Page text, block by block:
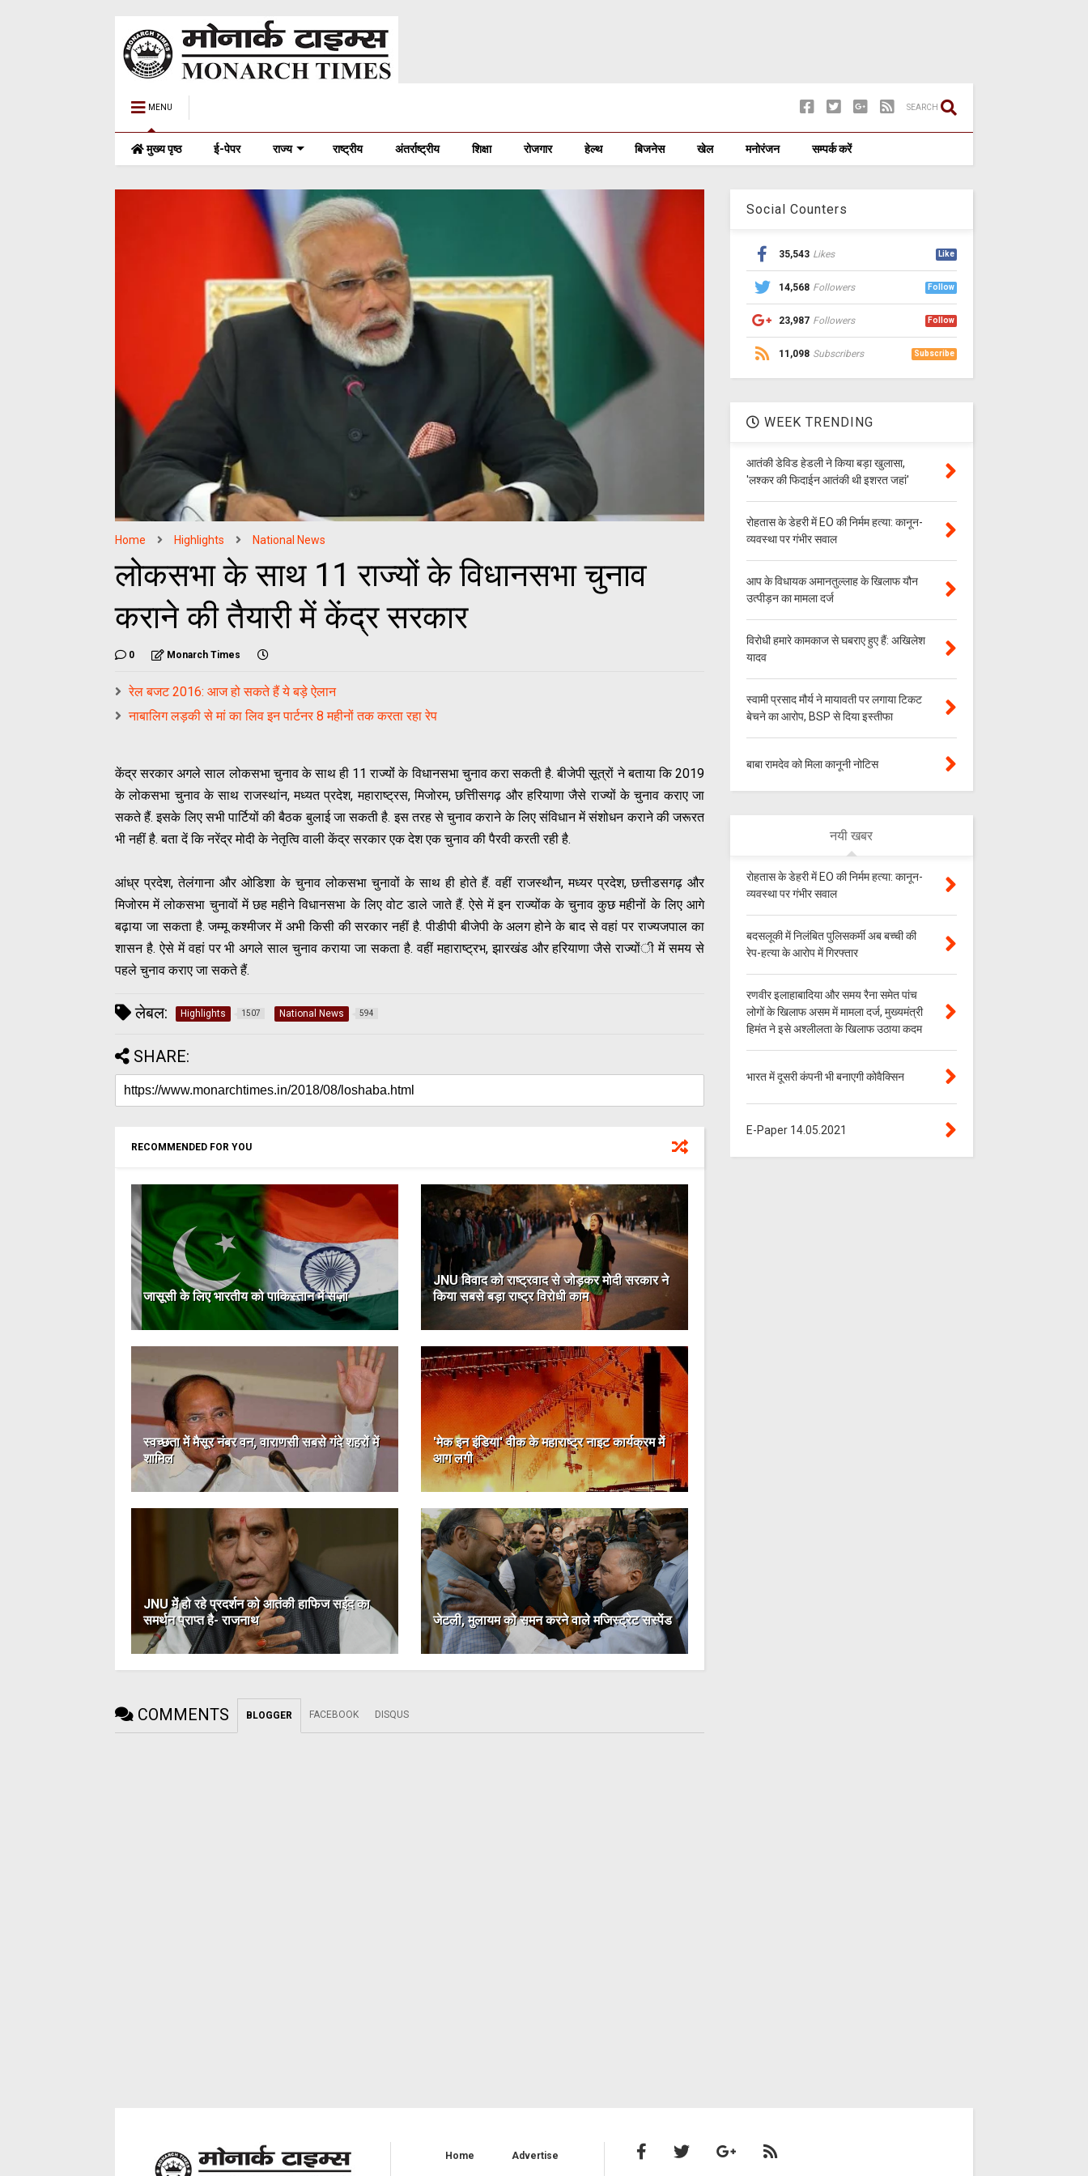
MENU SEARCH
मुख्य पृष्ठ ई-पेपर राज्य राष्ट्रीय अंतर्राष्ट्रीय शिक्षा रोजगार हेल्थ बिजनेस खेल मनोरंजन सम्पर्क करें
Home Highlights National News
लोकसभा के साथ 11 राज्‍यों के विधानसभा चुनाव
कराने की तैयारी में केंद्र सरकार
0 Monarch Times
रेल बजट 2016: आज हो सकते हैं ये बड़े ऐलान
नाबालिग लड़की से मां का लिव इन पार्टनर 8 महीनों तक करता रहा रेप
केंद्र सरकार अगले साल लोकसभा चुनाव के साथ ही 11 राज्योंं के विधानसभा चुनाव करा सकती है. बीजेपी सूत्रों ने बताया कि 2019
के लोकसभा चुनाव के साथ राजस्थांन, मध्यत प्रदेश, महाराष्ट्रस, मिजोरम, छत्तीिसगढ़ और हरियाणा जैसे राज्यों के चुनाव कराए जा
सकते हैं. इसके लिए सभी पार्टियों की बैठक बुलाई जा सकती है. इस तरह से चुनाव कराने के लिए संविधान में संशोधन कराने की जरूरत
भी नहीं है. बता दें कि नरेंद्र मोदी के नेतृत्वि वाली केंद्र सरकार एक देश एक चुनाव की पैरवी करती रही है.
आंध्र प्रदेश, तेलंगाना और ओडिशा के चुनाव लोकसभा चुनावों के साथ ही होते हैं. वहीं राजस्थाैन, मध्यर प्रदेश, छत्तीडसगढ़ और
मिजोरम में लोकसभा चुनावों में छह महीने विधानसभा के लिए वोट डाले जाते हैं. ऐसे में इन राज्योंक के चुनाव कुछ महीनों के लिए आगे
बढ़ाया जा सकता है. जम्मू कश्मीजर में अभी किसी की सरकार नहीं है. पीडीपी बीजेपी के अलग होने के बाद से वहां पर राज्यजपाल का
शासन है. ऐसे में वहां पर भी अगले साल चुनाव कराया जा सकता है. वहीं महाराष्ट्रभ, झारखंड और हरियाणा जैसे राज्योंी में समय से
पहले चुनाव कराए जा सकते हैं.
लेबल: Highlights 1507 National News 594
SHARE:
RECOMMENDED FOR YOU
जासूसी के लिए भारतीय को पाकिस्तान में सज़ा
JNU विवाद को राष्ट्रवाद से जोड़कर मोदी सरकार ने
किया सबसे बड़ा राष्ट्र विरोधी काम
स्वच्छता में मैसूर नंबर वन, वाराणसी सबसे गंदे शहरों में
शामिल
'मेक इन इंडिया' वीक के महाराष्ट्र नाइट कार्यक्रम में
आग लगी
JNU में हो रहे प्रदर्शन को आतंकी हाफिज सईद का
समर्थन प्राप्त है- राजनाथ
जेटली, मुलायम को समन करने वाले मजिस्ट्रेट सस्पेंड
COMMENTS BLOGGER FACEBOOK DISQUS
Social Counters
35,543 Likes Like
14,568 Followers Follow
23,987 Followers Follow
11,098 Subscribers Subscribe
WEEK TRENDING
आतंकी डेविड हेडली ने किया बड़ा खुलासा,
'लश्‍कर की फिदाईन आतंकी थी इशरत जहां'
रोहतास के डेहरी में EO की निर्मम हत्या: कानून-
व्यवस्था पर गंभीर सवाल
आप के विधायक अमानतुल्लाह के खिलाफ यौन
उत्पीड़न का मामला दर्ज
विरोधी हमारे कामकाज से घबराए हुए हैं: अखिलेश
यादव
स्वामी प्रसाद मौर्य ने मायावती पर लगाया टिकट
बेचने का आरोप, BSP से दिया इस्तीफा
बाबा रामदेव को मिला कानूनी नोटिस
नयी खबर
रोहतास के डेहरी में EO की निर्मम हत्या: कानून-
व्यवस्था पर गंभीर सवाल
बदसलूकी में निलंबित पुलिसकर्मी अब बच्ची की
रेप-हत्या के आरोप में गिरफ्तार
रणवीर इलाहाबादिया और समय रैना समेत पांच
लोगों के खिलाफ असम में मामला दर्ज, मुख्यमंत्री
हिमंत ने इसे अश्लीलता के खिलाफ उठाया कदम
भारत में दूसरी कंपनी भी बनाएगी कोवैक्सिन
E-Paper 14.05.2021
Home Advertise